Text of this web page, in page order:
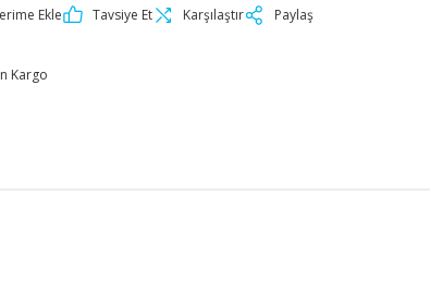
Tavsiye Et Karşılaştır Paylaş
Kargo